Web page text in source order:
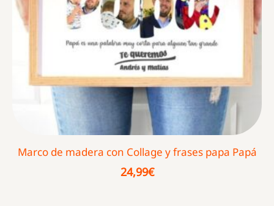
Marco de madera con Collage y frases papa Papá
24,99€